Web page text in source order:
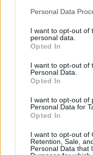
Please note that this
not limited to your visit
grant or deny consent
use your data for below
consent section.
Personal Data
I want to opt-out of
personal data.
Opted In
I want to opt-out of
Personal Data.
Opted In
I want to opt-out of
Personal Data for
Opted In
I want to opt-out of
Retention, Sale,
Personal Data that
A vakondot tehát
hasznos, sem a
egy azonban biztos,
megengedett.
vele szemben,
Régebbi, jól bevált
terpentinnel átitatott
ezt a vakond
védendő területet
vékony, mélyebb